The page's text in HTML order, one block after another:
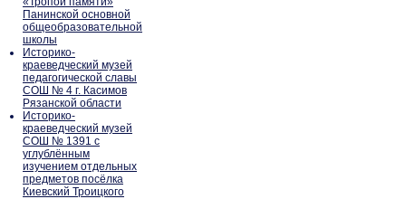
Панинской основной
общеобразовательной
школы
Историко-
краеведческий музей
педагогической славы
СОШ № 4 г. Касимов
Рязанской области
Историко-
краеведческий музей
СОШ № 1391 с
углублённым
изучением отдельных
предметов посёлка
Киевский Троицкого